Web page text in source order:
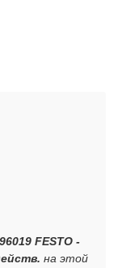
FESTO -
на этой